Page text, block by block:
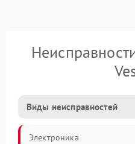
Виды неисправностей
Электроника